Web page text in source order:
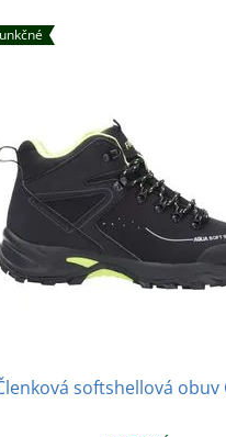
softshellová obuv